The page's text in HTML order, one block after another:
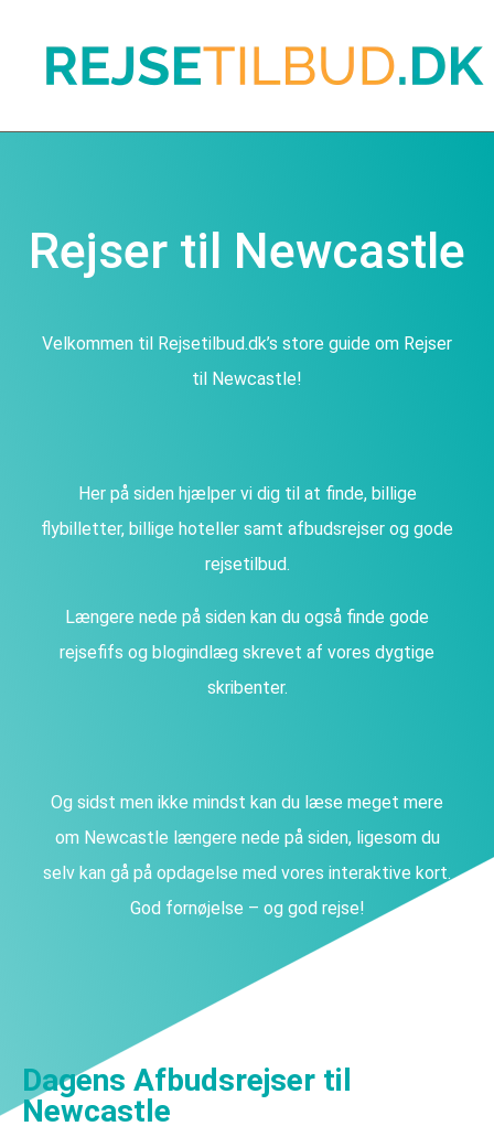
Rejser til Newcastle
Velkommen til Rejsetilbud.dk’s store guide om Rejser
til Newcastle!
Her på siden hjælper vi dig til at finde, billige
flybilletter, billige hoteller samt afbudsrejser og gode
rejsetilbud.
Længere nede på siden kan du også finde gode
rejsefifs og blogindlæg skrevet af vores dygtige
skribenter.
Og sidst men ikke mindst kan du læse meget mere
om Newcastle længere nede på siden, ligesom du
selv kan gå på opdagelse med vores interaktive kort.
God fornøjelse – og god rejse!
Dagens Afbudsrejser til
Newcastle